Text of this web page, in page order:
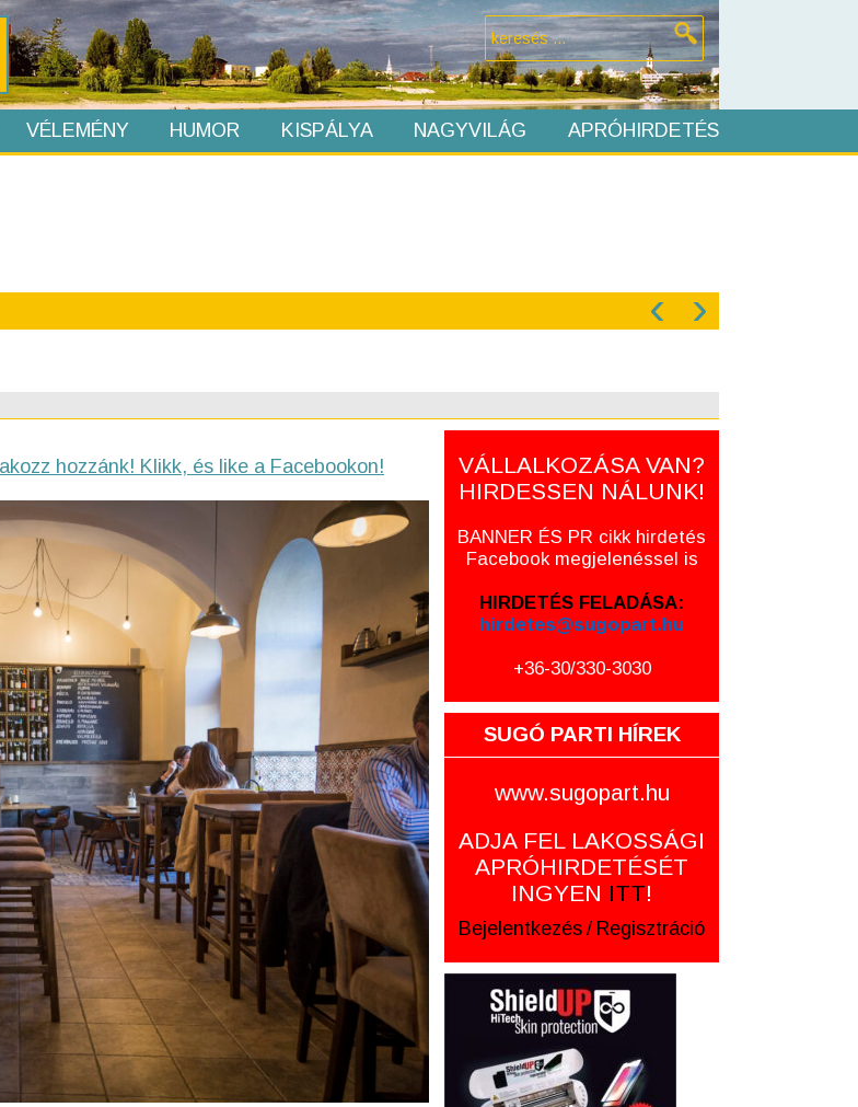
VÉLEMÉNY HUMOR KISPÁLYA NAGYVILÁG APRÓHIRDETÉS
‹ ›
hozzánk! Klikk, és like a Facebookon!
VÁLLALKOZÁSA VAN?
HIRDESSEN NÁLUNK!
BANNER ÉS PR cikk hirdetés
Facebook megjelenéssel is
HIRDETÉS FELADÁSA:
hirdetes@sugopart.hu
+36-30/330-3030
SUGÓ PARTI HÍREK
www.sugopart.hu
ADJA FEL LAKOSSÁGI
APRÓHIRDETÉSÉT
INGYEN ITT!
Bejelentkezés / Regisztráció